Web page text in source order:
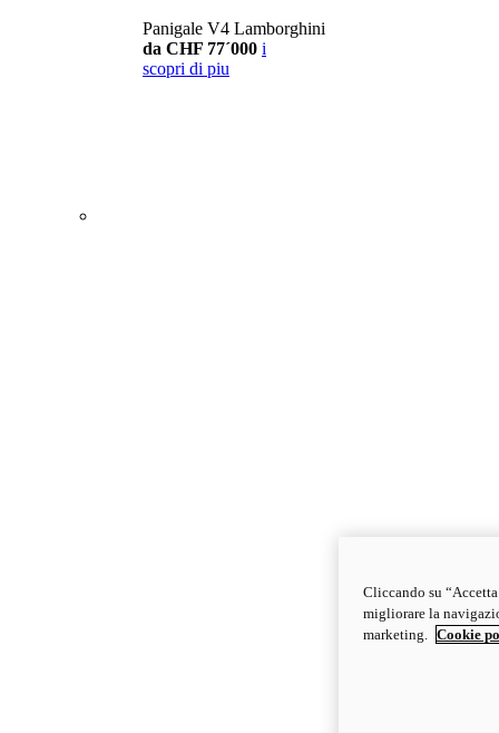
Panigale V4 Lamborghini
da CHF 77´000 i
scopri di piu
Cliccando su
migliorare la
marketing.
Cookie